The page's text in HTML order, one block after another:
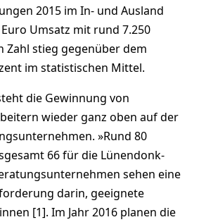
2015 im In- und Ausland
Umsatz mit rund 7.250
Zahl stieg gegenüber dem
im statistischen Mittel.
die Gewinnung von
wieder ganz oben auf der
»Rund 80
66 für die Lünendonk-
sehen eine
darin, geeignete
[1]. Im Jahr 2016 planen die